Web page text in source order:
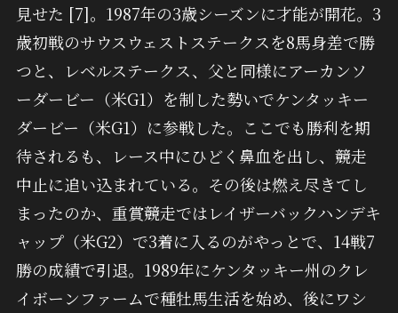
見せた [7]。1987年の3歳シーズンに才能が開花。3
歳初戦のサウスウェストステークスを8馬身差で勝
つと、レベルステークス、父と同様にアーカンソ
ーダービー（米G1）を制した勢いでケンタッキー
ダービー（米G1）に参戦した。ここでも勝利を期
待されるも、レース中にひどく鼻血を出し、競走
中止に追い込まれている。その後は燃え尽きてし
まったのか、重賞競走ではレイザーバックハンデキ
ャップ（米G2）で3着に入るのがやっとで、14戦7
勝の成績で引退。1989年にケンタッキー州のクレ
イボーンファームで種牡馬生活を始め、後にワシ